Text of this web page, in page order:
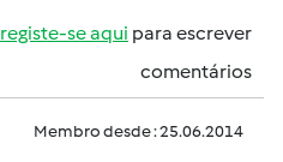
registe-se aqui para escrever
comentários
Membro desde : 25.06.2014